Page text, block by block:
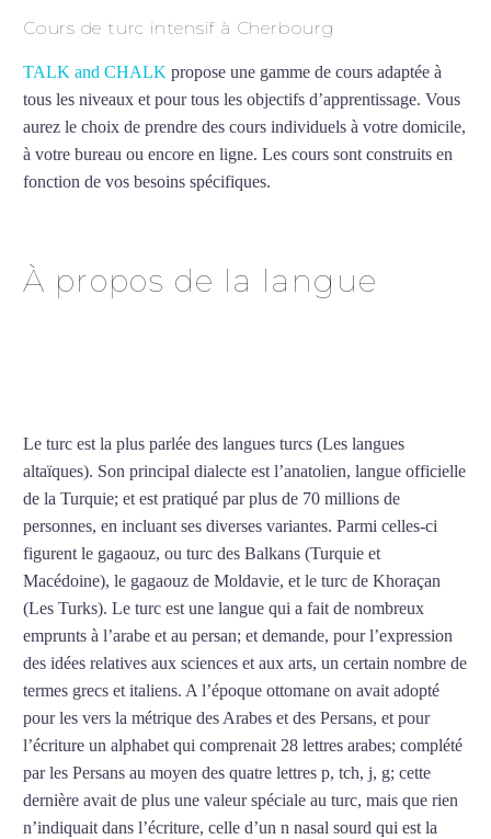
Cours de turc intensif à Cherbourg
TALK and CHALK propose une gamme de cours adaptée à
tous les niveaux et pour tous les objectifs d’apprentissage. Vous
aurez le choix de prendre des cours individuels à votre domicile,
à votre bureau ou encore en ligne. Les cours sont construits en
fonction de vos besoins spécifiques.
À propos de la langue
Le turc est la plus parlée des langues turcs (Les langues
altaïques). Son principal dialecte est l’anatolien, langue officielle
de la Turquie; et est pratiqué par plus de 70 millions de
personnes, en incluant ses diverses variantes. Parmi celles-ci
figurent le gagaouz, ou turc des Balkans (Turquie et
Macédoine), le gagaouz de Moldavie, et le turc de Khoraçan
(Les Turks). Le turc est une langue qui a fait de nombreux
emprunts à l’arabe et au persan; et demande, pour l’expression
des idées relatives aux sciences et aux arts, un certain nombre de
termes grecs et italiens. A l’époque ottomane on avait adopté
pour les vers la métrique des Arabes et des Persans, et pour
l’écriture un alphabet qui comprenait 28 lettres arabes; complété
par les Persans au moyen des quatre lettres p, tch, j, g; cette
dernière avait de plus une valeur spéciale au turc, mais que rien
n’indiquait dans l’écriture, celle d’un n nasal sourd qui est la